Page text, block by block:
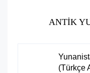
ANTIK
(Türkçe